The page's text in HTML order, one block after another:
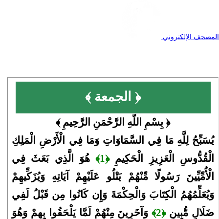
المصحف الإلكتروني